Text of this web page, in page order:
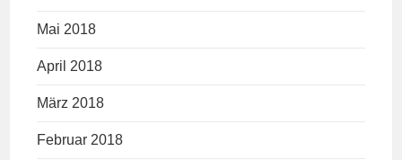
Mai 2018
April 2018
März 2018
Februar 2018